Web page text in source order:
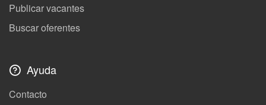
Publicar vacantes
Buscar oferentes
Ayuda
Contacto